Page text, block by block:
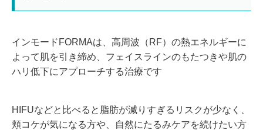
インモードFORMAは、高周波（RF）の熱エネルギーに
よって肌を引き締め、フェイスラインのもたつきや肌の
ハリ低下にアプローチする治療です
HIFUなどと比べると脂肪が減りすぎるリスクが少なく、
頬コケが気になる方や、自然にたるみケアを続けたい方